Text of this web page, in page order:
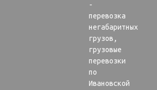
-
перевозка
негабаритных
грузов,
грузовые
перевозки
по
Ивановской